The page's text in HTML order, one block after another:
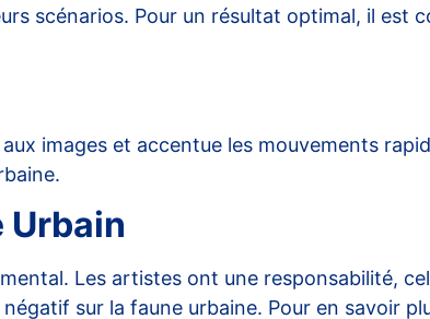
scénarios. Pour un résultat optimal, il est
images et accentue les mouvements
Urbain
Les artistes ont une responsabilité,
sur la faune urbaine. Pour en savoir